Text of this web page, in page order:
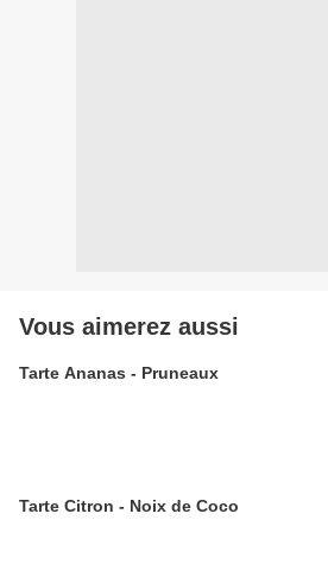
Vous aimerez aussi
Tarte Ananas - Pruneaux
Tarte Citron - Noix de Coco